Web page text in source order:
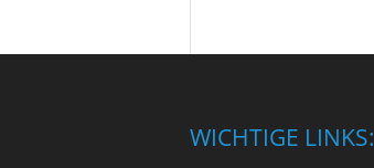
WICHTIGE LINKS: